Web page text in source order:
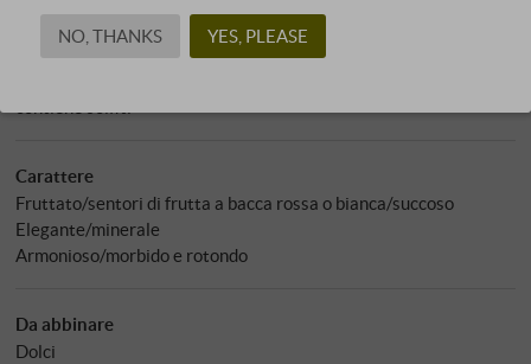
Solfiti: 76 mg/l
Valore ph: 3,35
Carattere
Fruttato/sentori di frutta a bacca rossa o bianca/succoso
Elegante/minerale
Armonioso/morbido e rotondo
Da abbinare
Dolci
NO, THANKS YES, PLEASE